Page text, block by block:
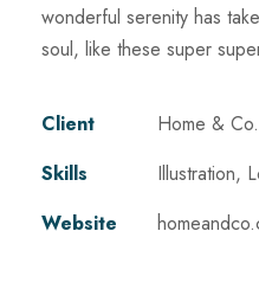
wonderful serenity has
soul, like these super
Client
Home & Co.
Skills
Illustration,
Website